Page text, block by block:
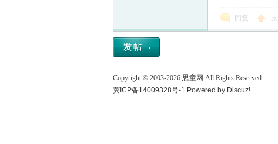
回复
Copyright © 2003-2026 思童网 All Rights Reserved
冀ICP备14009328号-1 Powered by Discuz!